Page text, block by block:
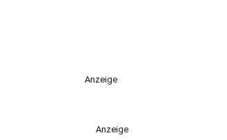
Anzeige
Anzeige